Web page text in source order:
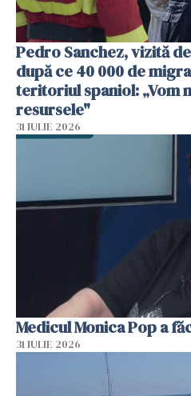
Pedro Sanchez, vizită
după ce 40 000 de
teritoriul spaniol: „Vom
resursele"
31 IULIE 2026
Medicul Monica Pop a
31 IULIE 2026